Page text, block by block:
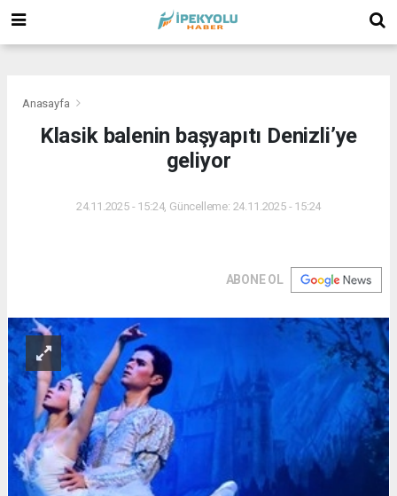
Anasayfa
Klasik balenin başyapıtı Denizli’ye
geliyor
24.11.2025 - 15:24, Güncelleme: 24.11.2025 - 15:24
ABONE OL